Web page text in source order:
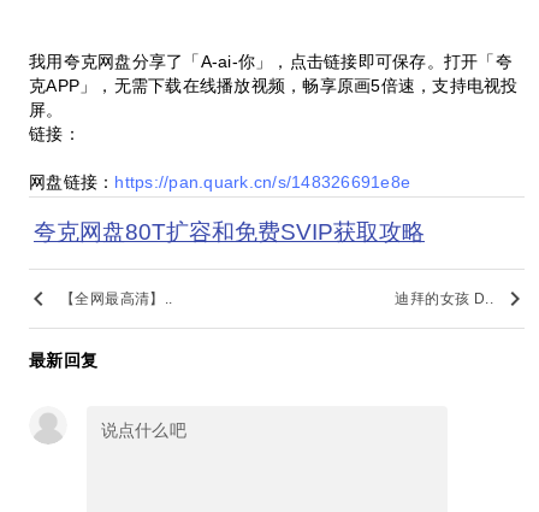
我用夸克网盘分享了「A-ai-你」，点击链接即可保存。打开「夸
克APP」，无需下载在线播放视频，畅享原画5倍速，支持电视投
屏。
链接：
网盘链接： https://pan.quark.cn/s/148326691e8e
夸克网盘80T扩容和免费SVIP获取攻略
keyboard_arrow_left 【全网最高清】.. 迪拜的女孩 D.. keyboard_arrow_right
最新回复